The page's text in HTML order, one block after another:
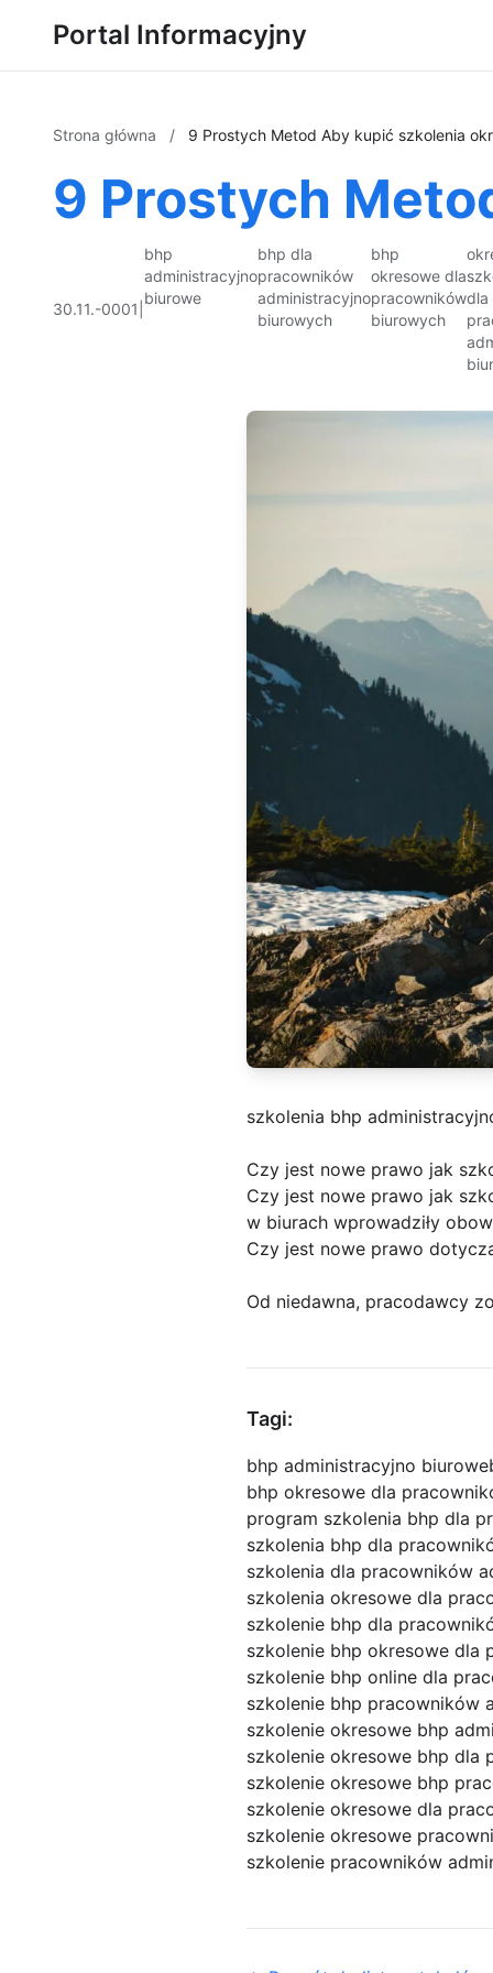
Portal Informacyjny
Strona główna / 9 Prostych Metod Aby kupić szkolenia
9 Prostych
30.11.-0001
bhp
administracyjno
biurowe
bhp dla
pracowników
administracyjno
biurowych
bhp
okresowe dla
pracowników
biurowych
dla
szkolenia bhp
Czy jest nowe prawo jak
Czy jest nowe prawo jak
w biurach wprowadziły
Czy jest nowe prawo
Od niedawna, pracodawcy
Tagi:
bhp administracyjno biurowe
bhp okresowe dla
program szkolenia bhp dla
szkolenia bhp dla
szkolenia dla pracowników
szkolenia okresowe dla
szkolenie bhp dla
szkolenie bhp okresowe dla
szkolenie bhp online dla
szkolenie bhp pracowników
szkolenie okresowe bhp
szkolenie okresowe bhp dla
szkolenie okresowe bhp
szkolenie okresowe dla
szkolenie okresowe
szkolenie pracowników